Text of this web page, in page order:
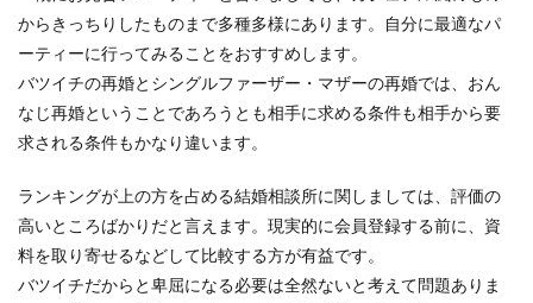
からきっちりしたものまで多種多様にあります。自分に最適なパ
ーティーに行ってみることをおすすめします。
バツイチの再婚とシングルファーザー・マザーの再婚では、おん
なじ再婚ということであろうとも相手に求める条件も相手から要
求される条件もかなり違います。
ランキングが上の方を占める結婚相談所に関しましては、評価の
高いところばかりだと言えます。現実的に会員登録する前に、資
料を取り寄せるなどして比較する方が有益です。
バツイチだからと卑屈になる必要は全然ないと考えて問題ありま